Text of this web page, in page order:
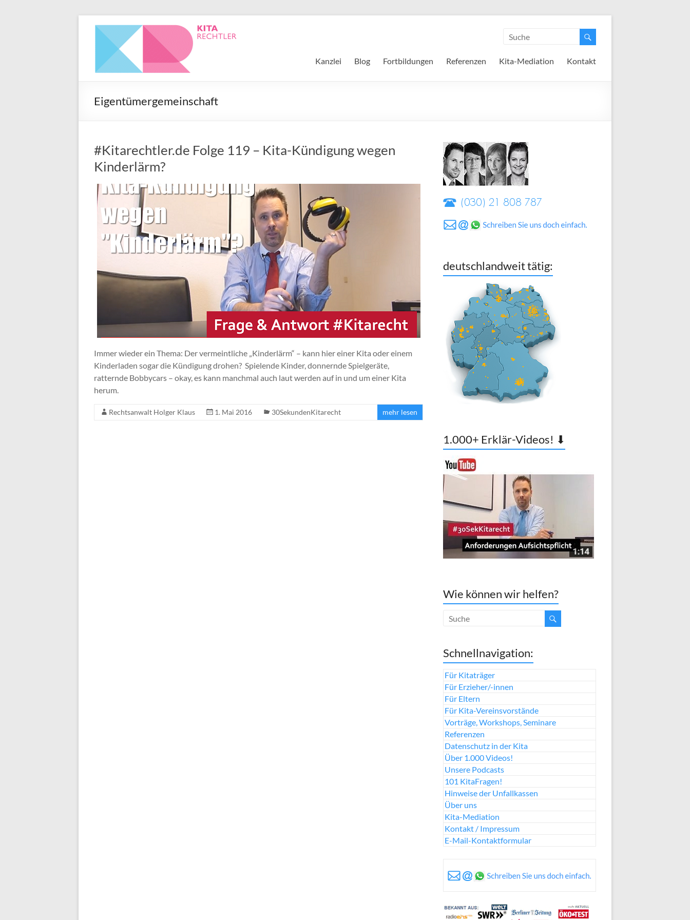
Kanzlei Blog Fortbildungen Referenzen Kita-Mediation Kontakt
Eigentümergemeinschaft
#Kitarechtler.de Folge 119 – Kita-Kündigung wegen
Kinderlärm?
Immer wieder ein Thema: Der vermeintliche „Kinderlärm“ – kann hier einer Kita oder einem
Kinderladen sogar die Kündigung drohen? Spielende Kinder, donnernde Spielgeräte,
ratternde Bobbycars – okay, es kann manchmal auch laut werden auf in und um einer Kita
herum.
Rechtsanwalt Holger Klaus 1. Mai 2016 30SekundenKitarecht mehr lesen
deutschlandweit tätig:
1.000+ Erklär-Videos! ⬇
Wie können wir helfen?
Schnellnavigation:
Für Kitaträger
Für Erzieher/-innen
Für Eltern
Für Kita-Vereinsvorstände
Vorträge, Workshops, Seminare
Referenzen
Datenschutz in der Kita
Über 1.000 Videos!
Unsere Podcasts
101 KitaFragen!
Hinweise der Unfallkassen
Über uns
Kita-Mediation
Kontakt / Impressum
E-Mail-Kontaktformular